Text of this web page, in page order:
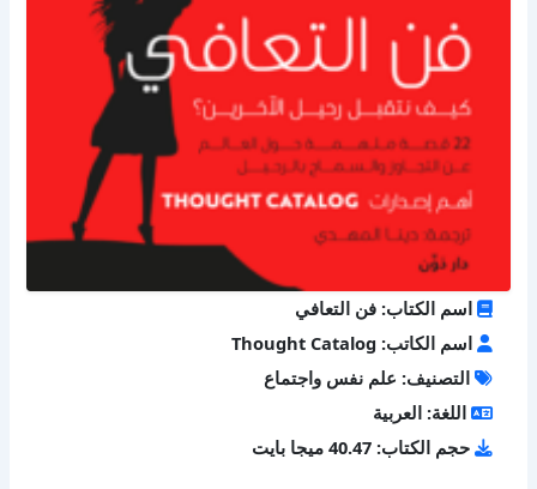
اسم الكتاب: فن التعافي
اسم الكاتب: Thought Catalog
التصنيف: علم نفس واجتماع
اللغة: العربية
حجم الكتاب: 40.47 ميجا بايت